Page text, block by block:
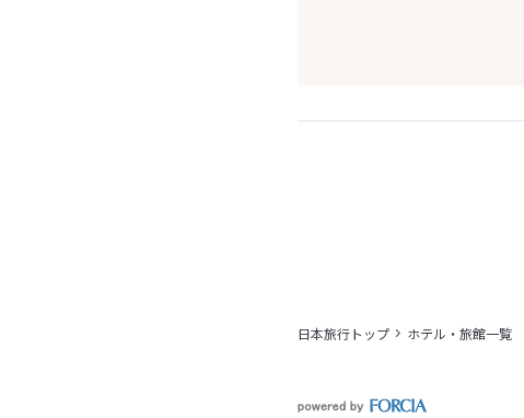
日本旅行トップ ホテル・旅館一覧